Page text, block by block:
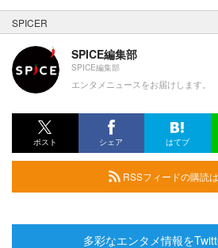
SPICER
SPICE編集部
SPICE編集部
エンタメニュースをお届けします。
ポスト シェア はてブ
RSSフィードの購読
多彩なエンタメ情報を